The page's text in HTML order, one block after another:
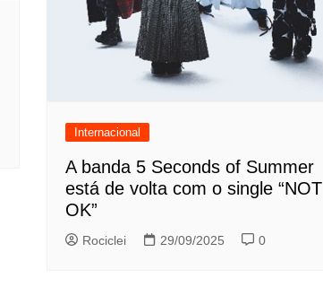
Internacional
A banda 5 Seconds of Summer
está de volta com o single “NOT
OK”
Rociclei 29/09/2025 0